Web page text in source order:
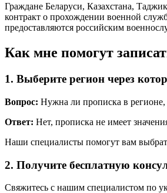
Граждане Беларуси, Казахстана,
контракт о прохождении военной
предоставляются российским
Как мне помогут
1. Выберите регион через
Вопрос: Нужна ли прописка в регионе,
Ответ: Нет, прописка не имеет
Наши специалисты помогут вам
2. Получите бесплатную
Свяжитесь с нашим специалистом по